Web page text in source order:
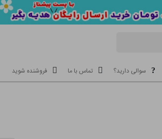
سوالی دارید؟ تماس با ما فروشنده شوید